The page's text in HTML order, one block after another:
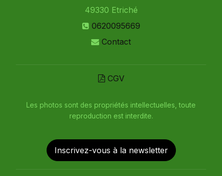
49330 Etriché
0620095669
Contact
CGV
Les photos sont des propriétés intellectuelles, toute
reproduction est interdite.
Inscrivez-vous à la newsletter